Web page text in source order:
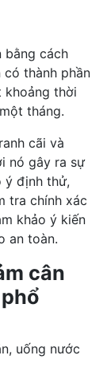
bằng cách
có thành phần
khoảng thời
tháng.
cãi và
nó gây ra sự
ý định thử,
tra chính xác
khảo ý kiến
an toàn.
cân
uống nước